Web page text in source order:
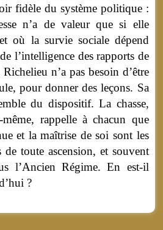
fidèle du système politique :
n’a de valeur que si elle
où la survie sociale dépend
l’intelligence des rapports de
n’a pas besoin d’être
pour donner des leçons. Sa
du dispositif. La chasse,
rappelle à chacun que
et la maîtrise de soi sont les
de toute ascension, et souvent
l’Ancien Régime. En est-il
?